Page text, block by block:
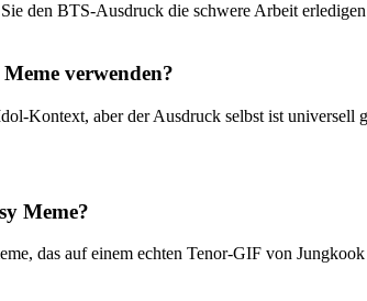
den BTS-Ausdruck die schwere Arbeit
verwenden?
Kontext, aber der Ausdruck selbst ist universell
Meme?
das auf einem echten Tenor-GIF von